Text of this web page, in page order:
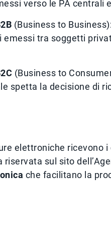
verso le PA centrali
(Business to
tra soggetti
(Business to
spetta la decisione di
elettroniche ricevono
sul sito
che facilitano la